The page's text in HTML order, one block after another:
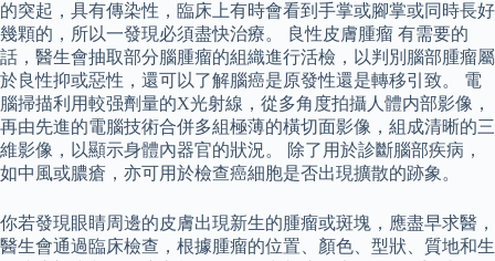
的突起，具有傳染性，臨床上有時會看到手掌或腳掌或同時長好
幾顆的，所以一發現必須盡快治療。 良性皮膚腫瘤 有需要的
話，醫生會抽取部分腦腫瘤的組織進行活檢，以判別腦部腫瘤屬
於良性抑或惡性，還可以了解腦癌是原發性還是轉移引致。 電
腦掃描利用較强劑量的X光射線，從多角度拍攝人體内部影像，
再由先進的電腦技術合併多組極薄的橫切面影像，組成清晰的三
維影像，以顯示身體內器官的狀況。 除了用於診斷腦部疾病，
如中風或膿瘡，亦可用於檢查癌細胞是否出現擴散的跡象。
你若發現眼睛周邊的皮膚出現新生的腫瘤或斑塊，應盡早求醫，
醫生會通過臨床檢查，根據腫瘤的位置、顏色、型狀、質地和生